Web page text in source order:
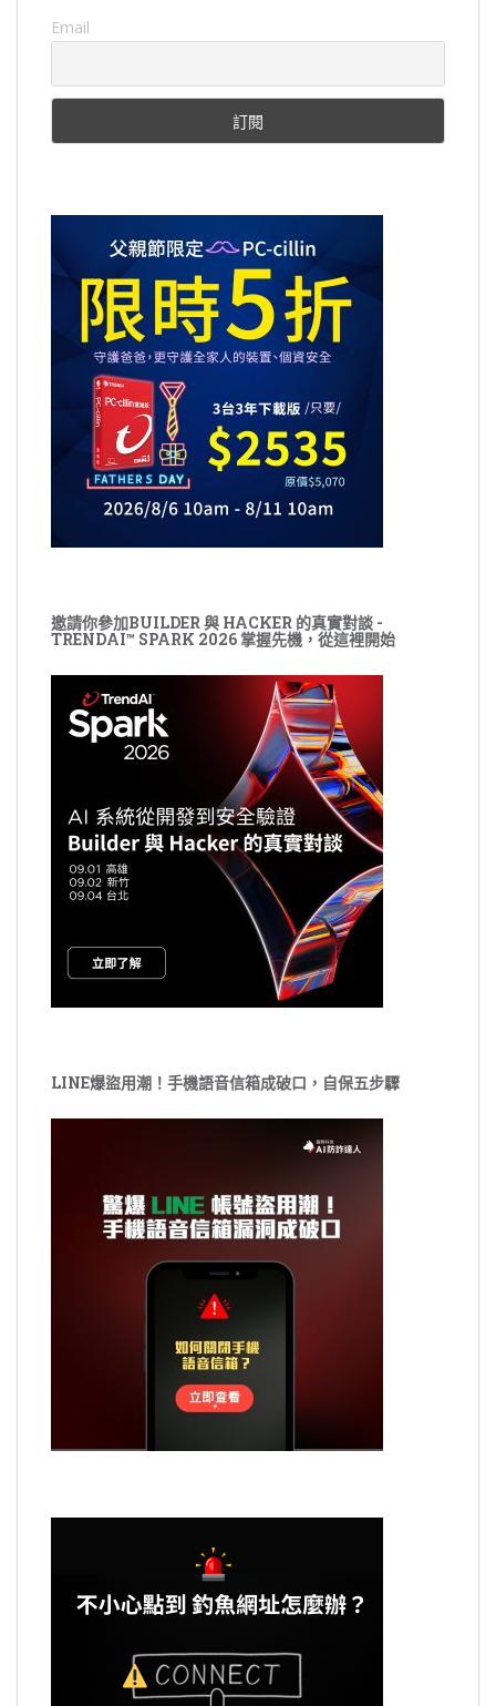
Email
邀請你參加BUILDER 與 HACKER 的真實對談 -
TRENDAI™ SPARK 2026 掌握先機，從這裡開始
LINE爆盜用潮！手機語音信箱成破口，自保五步驟